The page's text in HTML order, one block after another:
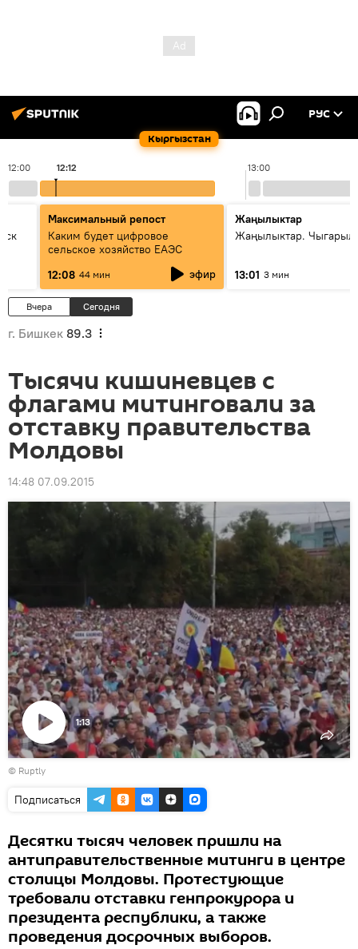
Кыргызстан
РУС
12:00 13:00
12:12
Максимальный репост
Каким будет цифровое
сельское хозяйство ЕАЭС
12:08 44 мин эфир
Жаңылыктар
Жаңылыктар.
13:01 3 мин
Вчера Сегодня
г. Бишкек 89.3
Тысячи кишиневцев с
флагами митинговали за
отставку правительства
Молдовы
14:48 07.09.2015
Воспроизвести
видео
1:13
© Ruptly
Подписаться
Десятки тысяч человек пришли на
антиправительственные митинги в центре
столицы Молдовы. Протестующие
требовали отставки генпрокурора и
президента республики, а также
проведения досрочных выборов.